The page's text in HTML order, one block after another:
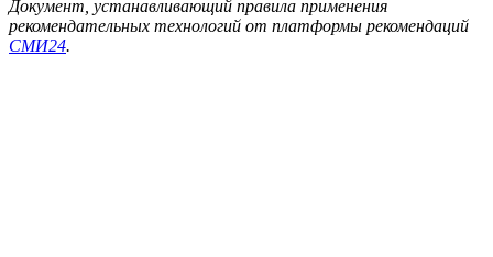
Документ, устанавливающий правила применения
рекомендательных технологий от платформы рекомендаций
СМИ24.